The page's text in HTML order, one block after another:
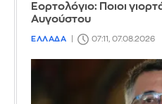
Εορτολόγιο: Ποιοι
Αυγούστου
ΕΛΛΑΔΑ 07:11, 07.08.2026